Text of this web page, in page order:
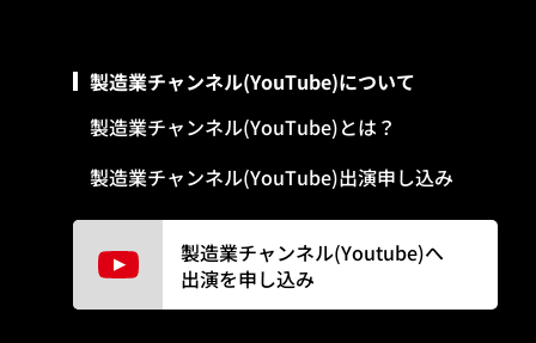
製造業チャンネル(YouTube)について
製造業チャンネル(YouTube)とは？
製造業チャンネル(YouTube)出演申し込み
製造業チャンネル(Youtube)へ
出演を申し込み